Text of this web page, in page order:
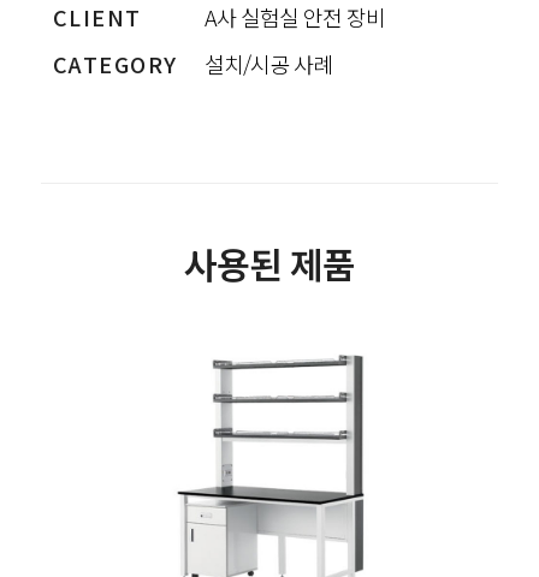
CLIENT
A사 실험실 안전 장비
CATEGORY
설치/시공 사례
사용된 제품